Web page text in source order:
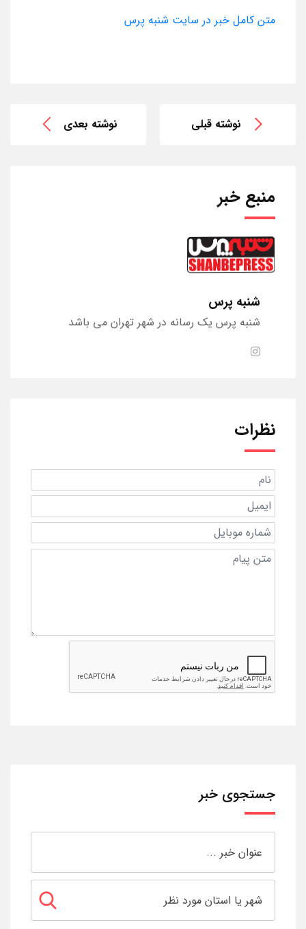
متن کامل خبر در سایت شنبه پرس
نوشته قبلی نوشته بعدی
منبع خبر
شنبه پرس
شنبه پرس یک رسانه در شهر تهران می باشد
نظرات
جستجوی خبر